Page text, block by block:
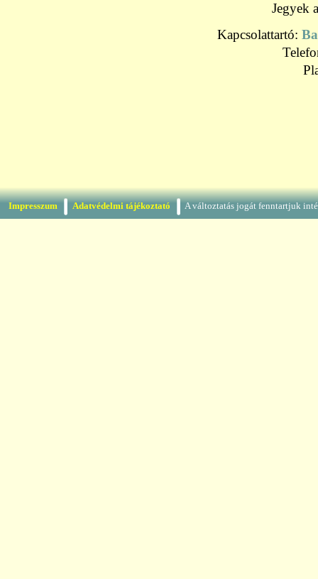
Jegyek
Kapcsolattartó:
Impresszum Adatvédelmi tájékoztató A változtatás jogát fenntartjuk